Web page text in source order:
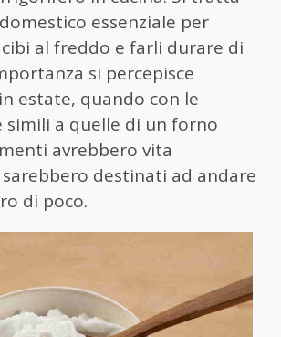
essenziale per
al freddo e farli durare di
si percepisce
estate, quando con le
a quelle di un forno
avrebbero vita
sarebbero destinati ad andare
di poco.